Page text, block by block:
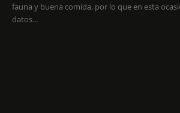
fauna y buena comida, por lo que en esta
datos...